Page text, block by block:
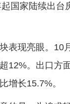
国家陆续出台
表现亮眼。10
12%。出口方
增长15.7%。